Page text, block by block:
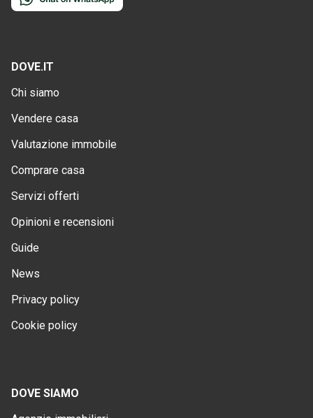
DOVE.IT
Chi siamo
Vendere casa
Valutazione immobile
Comprare casa
Servizi offerti
Opinioni e recensioni
Guide
News
Privacy policy
Cookie policy
DOVE SIAMO